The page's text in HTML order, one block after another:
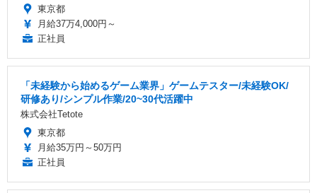
東京都
月給37万4,000円～
正社員
「未経験から始めるゲーム業界」ゲームテスター/未経験OK/
研修あり/シンプル作業/20~30代活躍中
株式会社Tetote
東京都
月給35万円～50万円
正社員